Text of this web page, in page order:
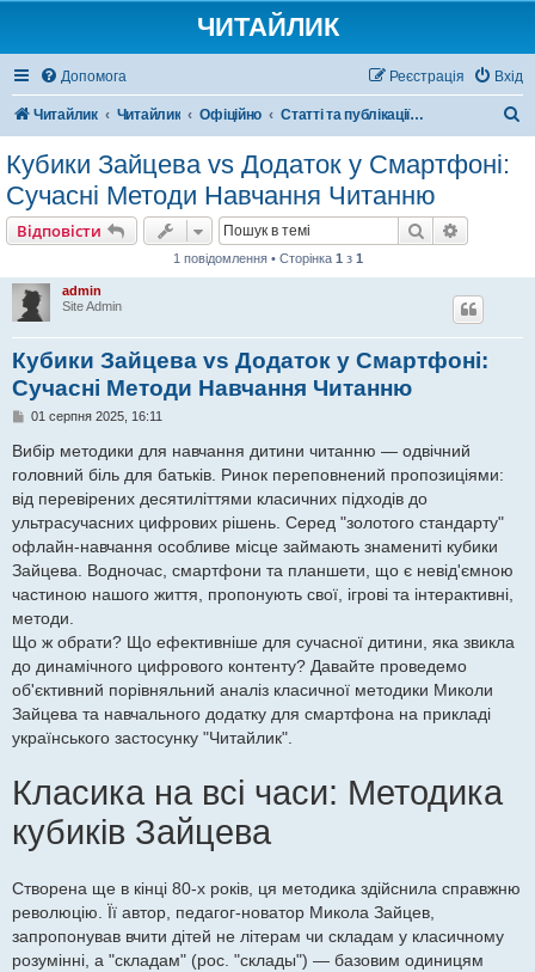
ЧИТАЙЛИК
Допомога Вхід
Реєстрація
Читайлик Читайлик Офіційно Статті та публікації. Корисна інформація
Кубики Зайцева vs Додаток у Смартфоні:
Сучасні Методи Навчання Читанню
Відповісти Пошук
1 повідомлення • Сторінка 1 з 1
admin
Site Admin
Кубики Зайцева vs Додаток у Смартфоні:
Сучасні Методи Навчання Читанню
П
в
і
д
м
л
е
н
н
01 серпня 2025, 16:11
Вибір методики для навчання дитини читанню — одвічний
головний біль для батьків. Ринок переповнений пропозиціями:
від перевірених десятиліттями класичних підходів до
ультрасучасних цифрових рішень. Серед "золотого стандарту"
офлайн-навчання особливе місце займають знамениті кубики
Зайцева. Водночас, смартфони та планшети, що є невід'ємною
частиною нашого життя, пропонують свої, ігрові та інтерактивні,
методи.
Що ж обрати? Що ефективніше для сучасної дитини, яка звикла
до динамічного цифрового контенту? Давайте проведемо
об'єктивний порівняльний аналіз класичної методики Миколи
Зайцева та навчального додатку для смартфона на прикладі
українського застосунку "Читайлик".
Класика на всі часи: Методика
кубиків Зайцева
Створена ще в кінці 80-х років, ця методика здійснила справжню
революцію. Її автор, педагог-новатор Микола Зайцев,
запропонував вчити дітей не літерам чи складам у класичному
розумінні, а "складам" (рос. "склады") — базовим одиницям